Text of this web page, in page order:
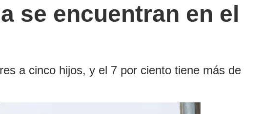
se encuentran en el
a cinco hijos, y el 7 por ciento tiene más de